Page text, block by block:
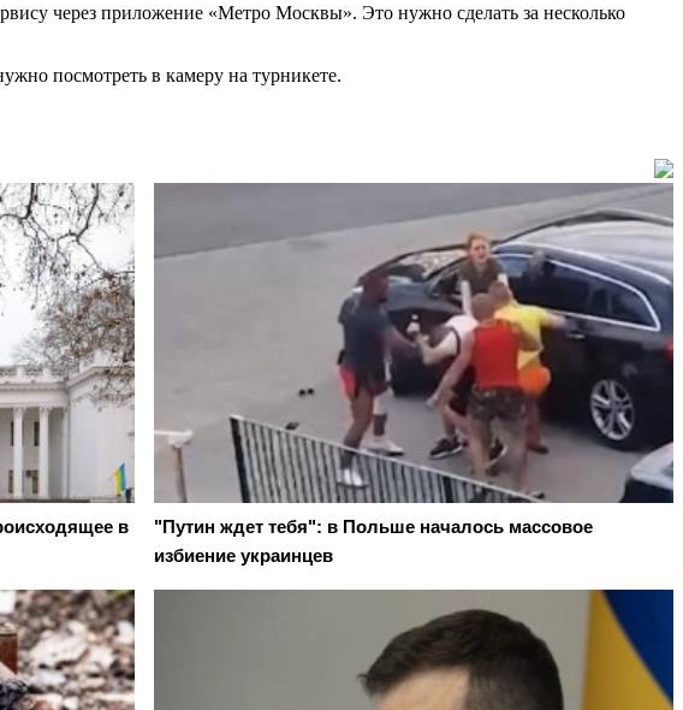
через приложение «Метро Москвы». Это нужно сделать за несколько
посмотреть в камеру на турникете.
в
"Путин ждет тебя": в Польше началось массовое
избиение украинцев